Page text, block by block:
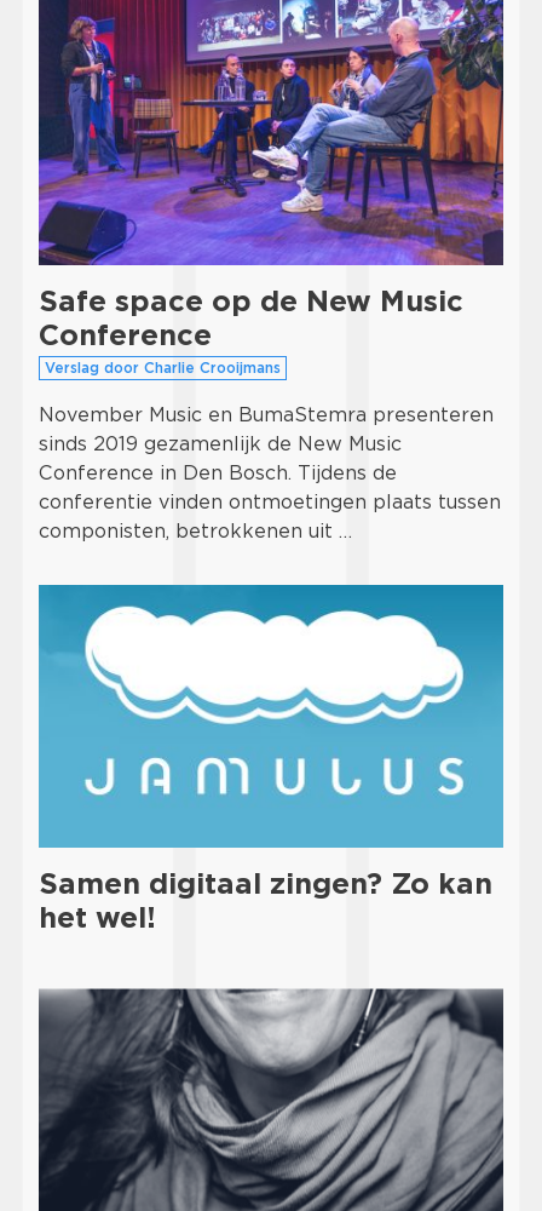
Safe space op de New Music
Conference
Verslag door Charlie Crooijmans
November Music en BumaStemra presenteren
sinds 2019 gezamenlijk de New Music
Conference in Den Bosch. Tijdens de
conferentie vinden ontmoetingen plaats tussen
componisten, betrokkenen uit …
Samen digitaal zingen? Zo kan
het wel!